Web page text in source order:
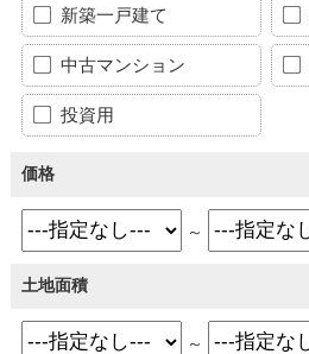
新築一戸建て
中古マンション
投資用
価格
～
土地面積
～